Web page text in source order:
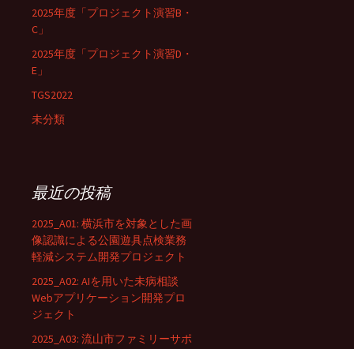
2025年度「プロジェクト演習B・
C」
2025年度「プロジェクト演習D・
E」
TGS2022
未分類
最近の投稿
2025_A01: 横浜市を対象とした画
像認識による公園遊具点検業務
軽減システム開発プロジェクト
2025_A02: AIを用いた未病相談
Webアプリケーション開発プロ
ジェクト
2025_A03: 流山市ファミリーサポ